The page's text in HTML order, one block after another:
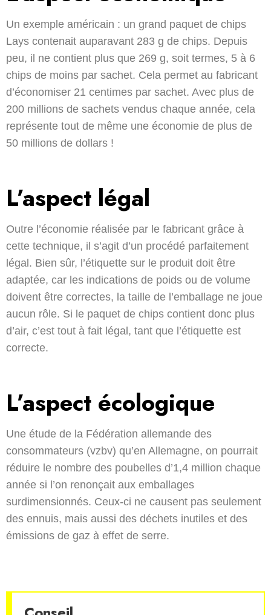
Un exemple américain : un grand paquet de chips
Lays contenait auparavant 283 g de chips. Depuis
peu, il ne contient plus que 269 g, soit termes, 5 à 6
chips de moins par sachet. Cela permet au fabricant
d’économiser 21 centimes par sachet. Avec plus de
200 millions de sachets vendus chaque année, cela
représente tout de même une économie de plus de
50 millions de dollars !
L’aspect légal
Outre l’économie réalisée par le fabricant grâce à
cette technique, il s’agit d’un procédé parfaitement
légal. Bien sûr, l’étiquette sur le produit doit être
adaptée, car les indications de poids ou de volume
doivent être correctes, la taille de l’emballage ne joue
aucun rôle. Si le paquet de chips contient donc plus
d’air, c’est tout à fait légal, tant que l’étiquette est
correcte.
L’aspect écologique
Une étude de la Fédération allemande des
consommateurs (vzbv) qu’en Allemagne, on pourrait
réduire le nombre des poubelles d’1,4 million chaque
année si l’on renonçait aux emballages
surdimensionnés. Ceux-ci ne causent pas seulement
des ennuis, mais aussi des déchets inutiles et des
émissions de gaz à effet de serre.